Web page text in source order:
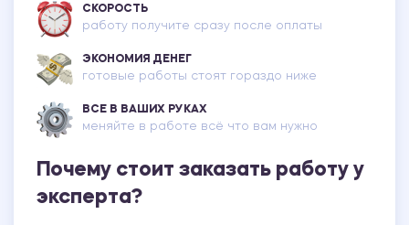
СКОРОСТЬ
работу получите сразу после оплаты
ЭКОНОМИЯ ДЕНЕГ
готовые работы стоят гораздо ниже
ВСЕ В ВАШИХ РУКАХ
меняйте в работе всё что вам нужно
Почему стоит заказать работу у
эксперта?